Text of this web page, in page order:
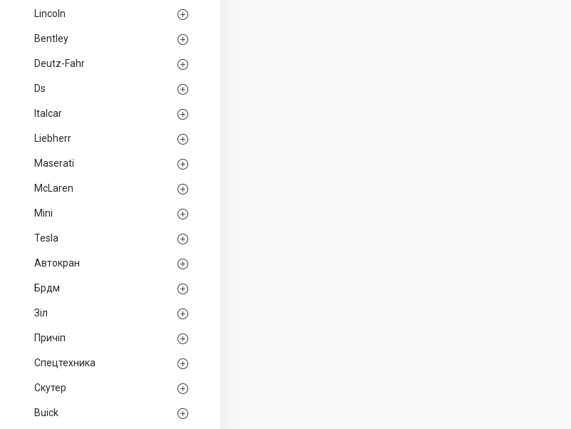
Lincoln
Bentley
Deutz-Fahr
Ds
Italcar
Liebherr
Maserati
McLaren
Mini
Tesla
Автокран
Брдм
Зіл
Причіп
Спецтехника
Скутер
Buick